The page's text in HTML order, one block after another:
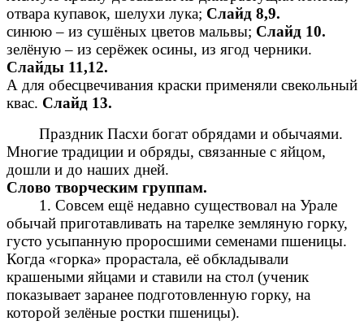
отвара купавок, шелухи лука; Слайд 8,9.
синюю – из сушёных цветов мальвы; Слайд 10.
зелёную – из серёжек осины, из ягод черники.
Слайды 11,12.
А для обесцвечивания краски применяли свекольный
квас. Слайд 13.
Праздник Пасхи богат обрядами и обычаями.
Многие традиции и обряды, связанные с яйцом,
дошли и до наших дней.
Слово творческим группам.
1. Совсем ещё недавно существовал на Урале
обычай приготавливать на тарелке земляную горку,
густо усыпанную проросшими семенами пшеницы.
Когда «горка» прорастала, её обкладывали
крашеными яйцами и ставили на стол (ученик
показывает заранее подготовленную горку, на
которой зелёные ростки пшеницы).